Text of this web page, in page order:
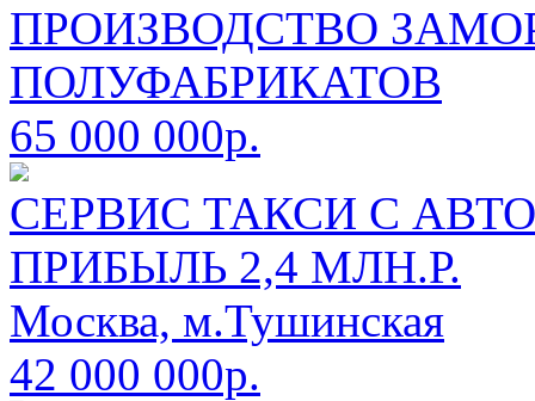
ПРОИЗВОДСТВО
ПОЛУФАБРИКАТОВ
65 000 000р.
СЕРВИС ТАКСИ С
ПРИБЫЛЬ 2,4 МЛН.Р.
Москва, м.Тушинская
42 000 000р.